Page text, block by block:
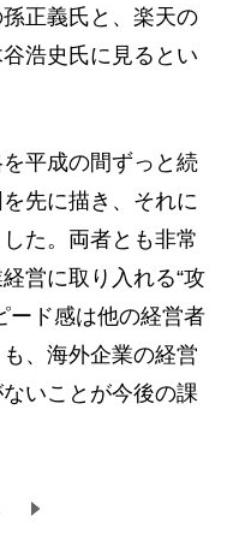
正義氏と、楽天の
浩史氏に見るとい
を平成の間ずっと続
先に描き、それに
た。両者とも非常
営に取り入れる“攻
ード感は他の経営者
、海外企業の経営
いことが今後の課